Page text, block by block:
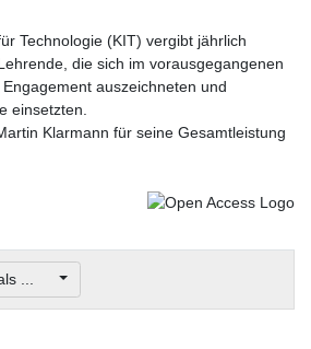
Technologie (KIT) vergibt jährlich
die sich im vorausgegangenen
auszeichneten und
einsetzten.
Klarmann für seine Gesamtleistung
als ...